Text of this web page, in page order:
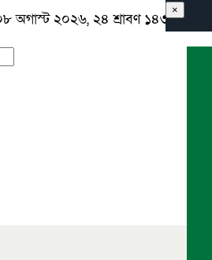
অগাস্ট ২০২৬, ২৪ শ্রাবণ ১৪৩৩
×